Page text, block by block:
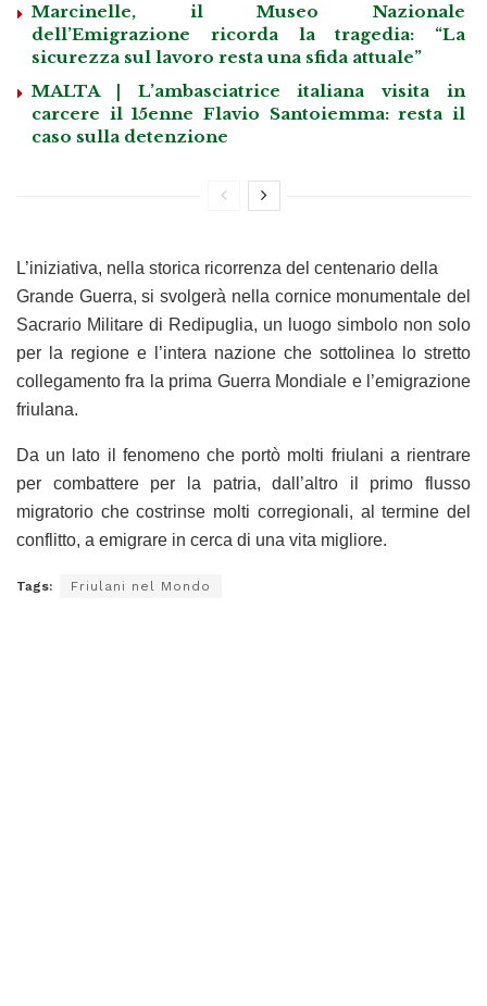
Marcinelle, il Museo Nazionale
dell’Emigrazione ricorda la tragedia: “La
sicurezza sul lavoro resta una sfida attuale”
MALTA | L’ambasciatrice italiana visita in
carcere il 15enne Flavio Santoiemma: resta il
caso sulla detenzione
L’iniziativa, nella storica ricorrenza del centenario della
Grande Guerra, si svolgerà nella cornice monumentale del
Sacrario Militare di Redipuglia, un luogo simbolo non solo
per la regione e l’intera nazione che sottolinea lo stretto
collegamento fra la prima Guerra Mondiale e l’emigrazione
friulana.
Da un lato il fenomeno che portò molti friulani a rientrare
per combattere per la patria, dall’altro il primo flusso
migratorio che costrinse molti corregionali, al termine del
conflitto, a emigrare in cerca di una vita migliore.
Tags: Friulani nel Mondo